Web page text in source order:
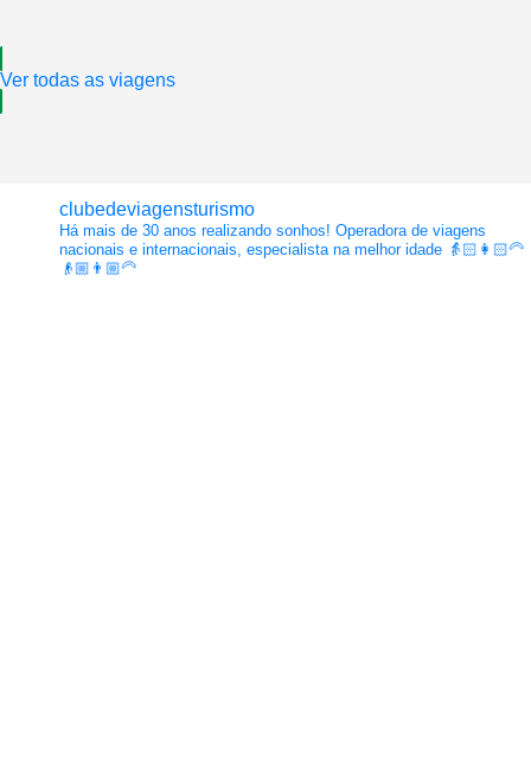
Ver todas as viagens
clubedeviagensturismo
Há mais de 30 anos realizando sonhos! Operadora de viagens
nacionais e internacionais, especialista na melhor idade 👵🏻👩🏻‍🦳
👴🏼👨🏼‍🦳